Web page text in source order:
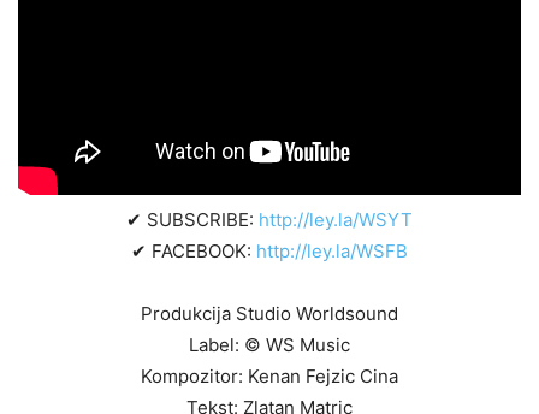
✔ SUBSCRIBE: http://ley.la/WSYT
✔ FACEBOOK: http://ley.la/WSFB
Produkcija Studio Worldsound
Label: © WS Music
Kompozitor: Kenan Fejzic Cina
Tekst: Zlatan Matric